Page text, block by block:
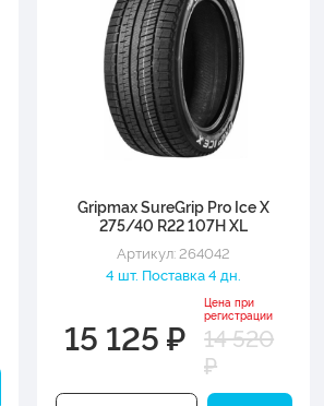
Gripmax SureGrip Pro Ice X
275/40 R22 107H XL
Артикул: 264042
4 шт. Поставка 4 дн.
15 125 ₽
Цена при
регистрации
14 520
₽